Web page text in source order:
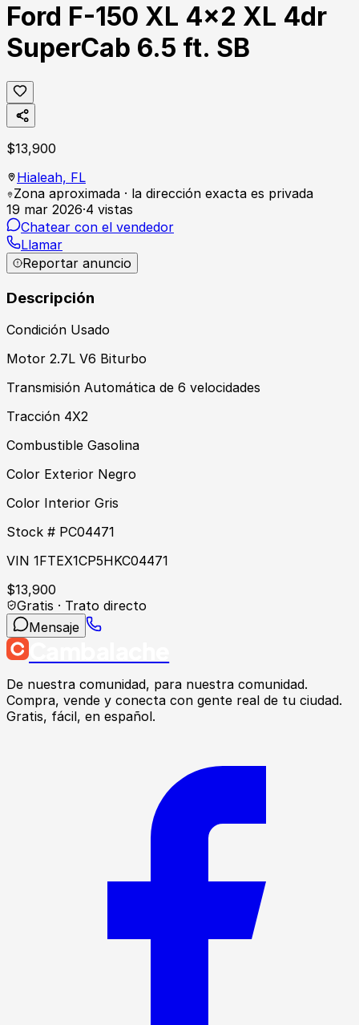
Ford F-150 XL 4x2 XL 4dr
SuperCab 6.5 ft. SB
$13,900
Hialeah, FL
Zona aproximada · la dirección exacta es privada
19 mar 2026·4 vistas
Chatear con el vendedor
Llamar
Reportar anuncio
Descripción
Condición Usado
Motor 2.7L V6 Biturbo
Transmisión Automática de 6 velocidades
Tracción 4X2
Combustible Gasolina
Color Exterior Negro
Color Interior Gris
Stock # PC04471
VIN 1FTEX1CP5HKC04471
$13,900
Gratis · Trato directo
Mensaje
De nuestra comunidad, para nuestra comunidad.
Compra, vende y conecta con gente real de tu ciudad.
Gratis, fácil, en español.